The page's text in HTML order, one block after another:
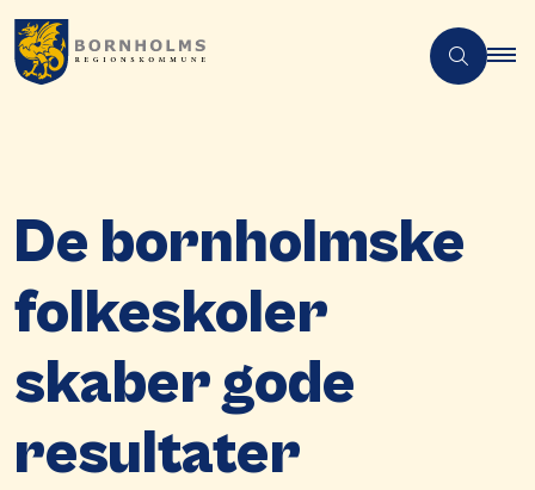
De bornholmske
folkeskoler
skaber gode
resultater